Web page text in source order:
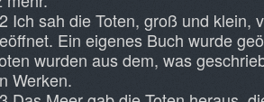
Ich sah die Toten, groß und klein,
Ein eigenes Buch wurde
wurden aus dem, was
Werken.